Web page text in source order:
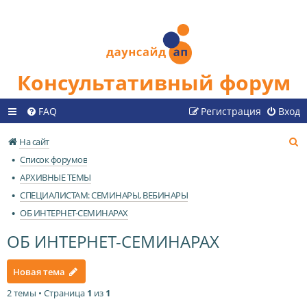
Консультативный форум
FAQ Вход
Регистрация
На сайт
Список форумов
АРХИВНЫЕ ТЕМЫ
СПЕЦИАЛИСТАМ: СЕМИНАРЫ, ВЕБИНАРЫ
ОБ ИНТЕРНЕТ-СЕМИНАРАХ
ОБ ИНТЕРНЕТ-СЕМИНАРАХ
Новая тема
2 темы • Страница 1 из 1